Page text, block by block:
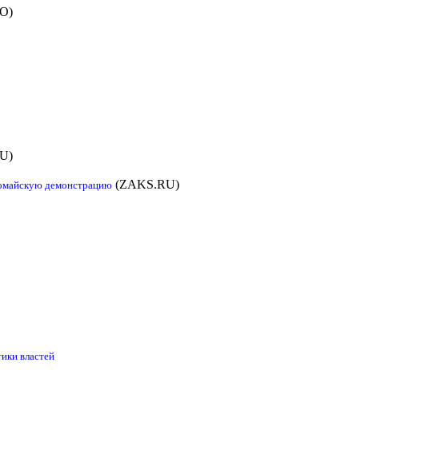
демонстрацию (ZAKS.RU)
властей